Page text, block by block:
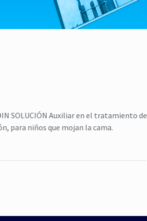
SOLUCIÓN Auxiliar en el tratamiento de
para niños que mojan la cama.